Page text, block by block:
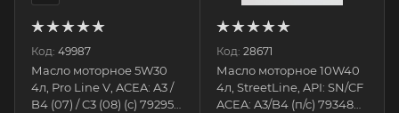
Код: 49987
Масло моторное 5W30
4л, Pro Line V, ACEA: A3 /
B4 (07) / C3 (08) (с) 79295
Код: 28671
Масло моторное 10W40
4л, StreetLine, API: SN/CF
ACEA: A3/B4 (п/с) 79348